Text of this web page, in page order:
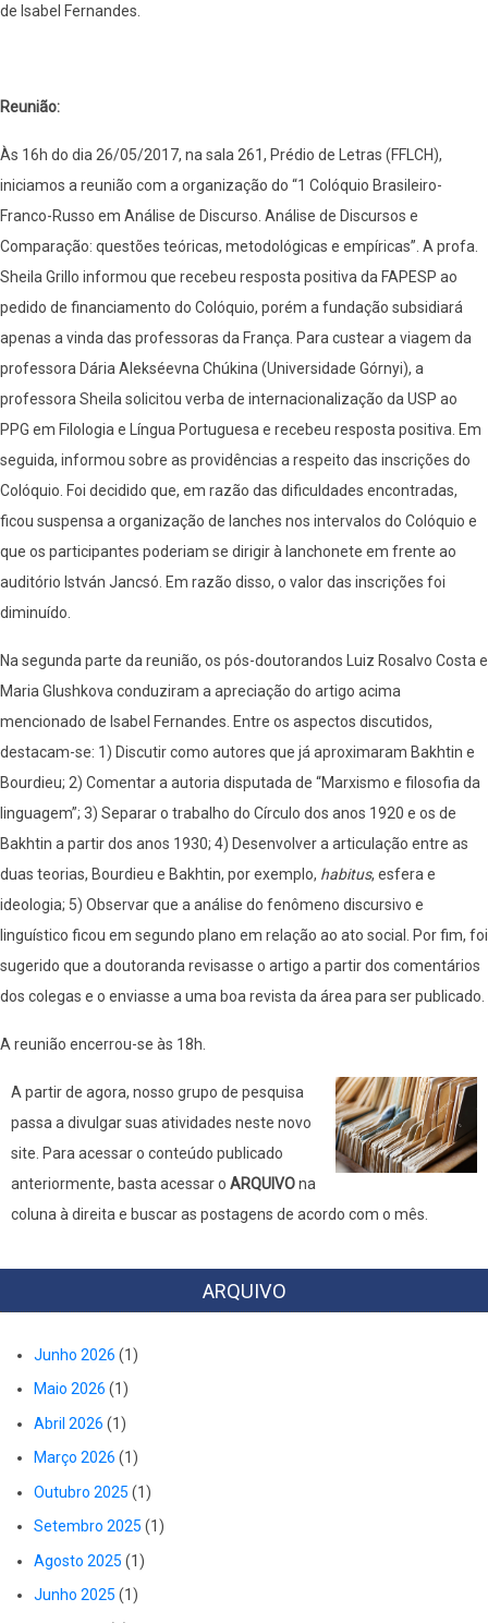
de Isabel Fernandes.
Reunião:
Às 16h do dia 26/05/2017, na sala 261, Prédio de Letras (FFLCH),
iniciamos a reunião com a organização do “1 Colóquio Brasileiro-
Franco-Russo em Análise de Discurso. Análise de Discursos e
Comparação: questões teóricas, metodológicas e empíricas”. A profa.
Sheila Grillo informou que recebeu resposta positiva da FAPESP ao
pedido de financiamento do Colóquio, porém a fundação subsidiará
apenas a vinda das professoras da França. Para custear a viagem da
professora Dária Alekséevna Chúkina (Universidade Górnyi), a
professora Sheila solicitou verba de internacionalização da USP ao
PPG em Filologia e Língua Portuguesa e recebeu resposta positiva. Em
seguida, informou sobre as providências a respeito das inscrições do
Colóquio. Foi decidido que, em razão das dificuldades encontradas,
ficou suspensa a organização de lanches nos intervalos do Colóquio e
que os participantes poderiam se dirigir à lanchonete em frente ao
auditório István Jancsó. Em razão disso, o valor das inscrições foi
diminuído.
Na segunda parte da reunião, os pós-doutorandos Luiz Rosalvo Costa e
Maria Glushkova conduziram a apreciação do artigo acima
mencionado de Isabel Fernandes. Entre os aspectos discutidos,
destacam-se: 1) Discutir como autores que já aproximaram Bakhtin e
Bourdieu; 2) Comentar a autoria disputada de “Marxismo e filosofia da
linguagem”; 3) Separar o trabalho do Círculo dos anos 1920 e os de
Bakhtin a partir dos anos 1930; 4) Desenvolver a articulação entre as
duas teorias, Bourdieu e Bakhtin, por exemplo, habitus, esfera e
ideologia; 5) Observar que a análise do fenômeno discursivo e
linguístico ficou em segundo plano em relação ao ato social. Por fim, foi
sugerido que a doutoranda revisasse o artigo a partir dos comentários
dos colegas e o enviasse a uma boa revista da área para ser publicado.
A reunião encerrou-se às 18h.
A partir de agora, nosso grupo de pesquisa
passa a divulgar suas atividades neste novo
site. Para acessar o conteúdo publicado
anteriormente, basta acessar o ARQUIVOna
coluna à direita e buscar as postagens de acordo com o mês.
ARQUIVO
Junho 2026 (1)
Maio 2026 (1)
Abril 2026 (1)
Março 2026 (1)
Outubro 2025 (1)
Setembro 2025 (1)
Agosto 2025 (1)
Junho 2025 (1)